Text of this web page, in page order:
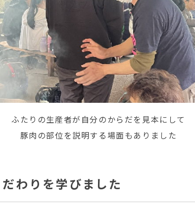
ふたりの生産者が自分のからだを見本にして
豚肉の部位を説明する場面もありました
わりを学びました